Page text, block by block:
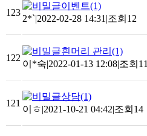
123
이벤트(1)
2*`|2022-02-28 14:31 |조회12
122
흰머리 관리 (1)
이*숙|2022-01-13 12:08|조회11
121
상담(1)
이ㅎ|2021-10-21 04:42|조회14